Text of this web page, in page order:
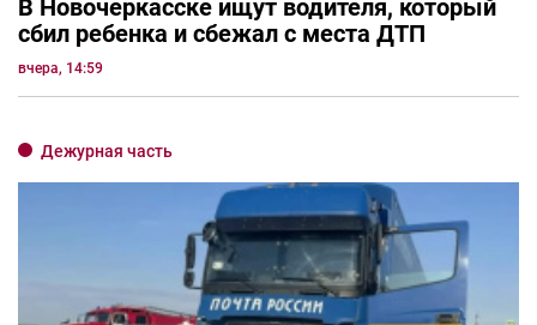
В Новочеркасске ищут водителя, который
сбил ребенка и сбежал с места ДТП
вчера, 14:59
Дежурная часть